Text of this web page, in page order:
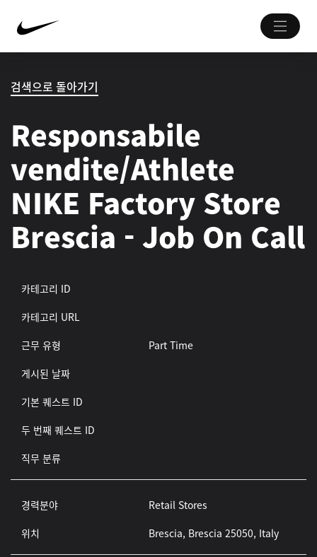
검색으로 돌아가기
Responsabile
vendite/Athlete
NIKE Factory Store
Brescia - Job On Call
카테고리 ID
카테고리 URL
근무 유형
Part Time
게시된 날짜
기본 퀘스트 ID
두 번째 퀘스트 ID
직무 분류
경력분야
Retail Stores
위치
Brescia, Brescia 25050, Italy